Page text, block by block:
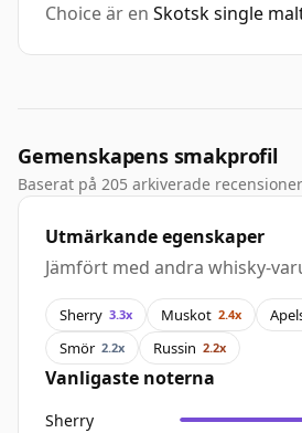
Choice är en Skotsk single
Gemenskapens smakprofil
Baserat på 205 arkiverade
Utmärkande egenskaper
Jämfört med andra whisky-
Sherry 3.3x Muskot 2.4x
Smör 2.2x Russin 2.2x
Vanligaste noterna
Sherry